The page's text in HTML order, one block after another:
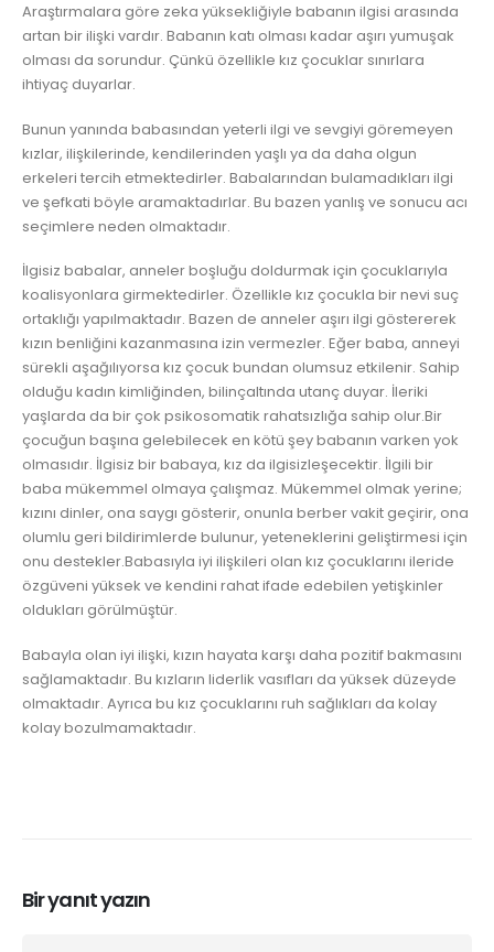
Araştırmalara göre zeka yüksekliğiyle babanın ilgisi arasında
artan bir ilişki vardır. Babanın katı olması kadar aşırı yumuşak
olması da sorundur. Çünkü özellikle kız çocuklar sınırlara
ihtiyaç duyarlar.
Bunun yanında babasından yeterli ilgi ve sevgiyi göremeyen
kızlar, ilişkilerinde, kendilerinden yaşlı ya da daha olgun
erkeleri tercih etmektedirler. Babalarından bulamadıkları ilgi
ve şefkati böyle aramaktadırlar. Bu bazen yanlış ve sonucu acı
seçimlere neden olmaktadır.
İlgisiz babalar, anneler boşluğu doldurmak için çocuklarıyla
koalisyonlara girmektedirler. Özellikle kız çocukla bir nevi suç
ortaklığı yapılmaktadır. Bazen de anneler aşırı ilgi göstererek
kızın benliğini kazanmasına izin vermezler. Eğer baba, anneyi
sürekli aşağılıyorsa kız çocuk bundan olumsuz etkilenir. Sahip
olduğu kadın kimliğinden, bilinçaltında utanç duyar. İleriki
yaşlarda da bir çok psikosomatik rahatsızlığa sahip olur.Bir
çocuğun başına gelebilecek en kötü şey babanın varken yok
olmasıdır. İlgisiz bir babaya, kız da ilgisizleşecektir. İlgili bir
baba mükemmel olmaya çalışmaz. Mükemmel olmak yerine;
kızını dinler, ona saygı gösterir, onunla berber vakit geçirir, ona
olumlu geri bildirimlerde bulunur, yeteneklerini geliştirmesi için
onu destekler.Babasıyla iyi ilişkileri olan kız çocuklarını ileride
özgüveni yüksek ve kendini rahat ifade edebilen yetişkinler
oldukları görülmüştür.
Babayla olan iyi ilişki, kızın hayata karşı daha pozitif bakmasını
sağlamaktadır. Bu kızların liderlik vasıfları da yüksek düzeyde
olmaktadır. Ayrıca bu kız çocuklarını ruh sağlıkları da kolay
kolay bozulmamaktadır.
Bir yanıt yazın